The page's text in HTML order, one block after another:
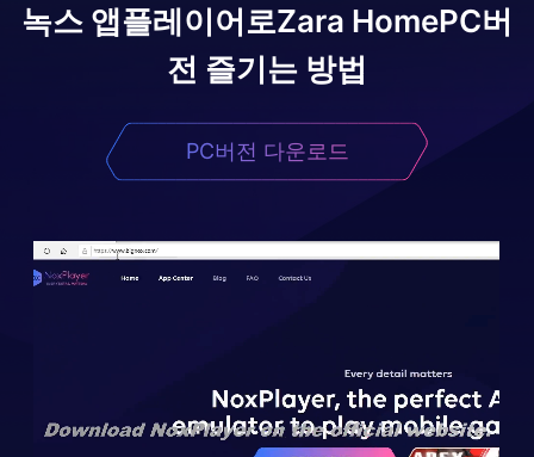
녹스 앱플레이어로Zara HomePC버
전 즐기는 방법
PC버전 다운로드